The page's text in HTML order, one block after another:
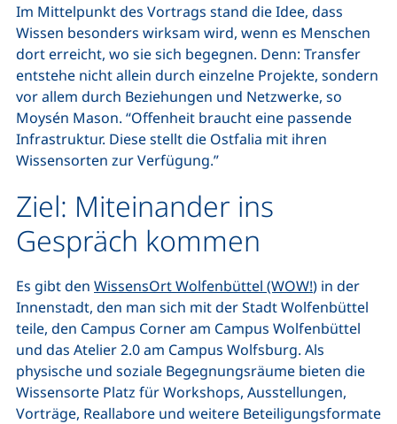
Im Mittelpunkt des Vortrags stand die Idee, dass
Wissen besonders wirksam wird, wenn es Menschen
dort erreicht, wo sie sich begegnen. Denn: Transfer
entstehe nicht allein durch einzelne Projekte, sondern
vor allem durch Beziehungen und Netzwerke, so
Moysén Mason. “Offenheit braucht eine passende
Infrastruktur. Diese stellt die Ostfalia mit ihren
Wissensorten zur Verfügung.”
Ziel: Miteinander ins
Gespräch kommen
Es gibt den WissensOrt Wolfenbüttel (WOW!) in der
Innenstadt, den man sich mit der Stadt Wolfenbüttel
teile, den Campus Corner am Campus Wolfenbüttel
und das Atelier 2.0 am Campus Wolfsburg. Als
physische und soziale Begegnungsräume bieten die
Wissensorte Platz für Workshops, Ausstellungen,
Vorträge, Reallabore und weitere Beteiligungsformate